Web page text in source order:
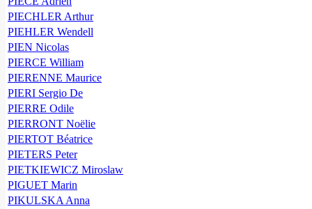
PIECHLER Arthur
PIEHLER Wendell
PIEN Nicolas
PIERCE William
PIERENNE Maurice
PIERI Sergio De
PIERRE Odile
PIERRONT Noëlie
PIERTOT Béatrice
PIETERS Peter
PIETKIEWICZ Miroslaw
PIGUET Marin
PIKULSKA Anna